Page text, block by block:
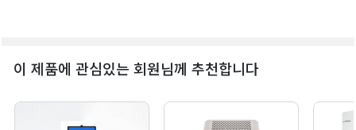
이 제품에 관심있는 회원님께 추천합니다